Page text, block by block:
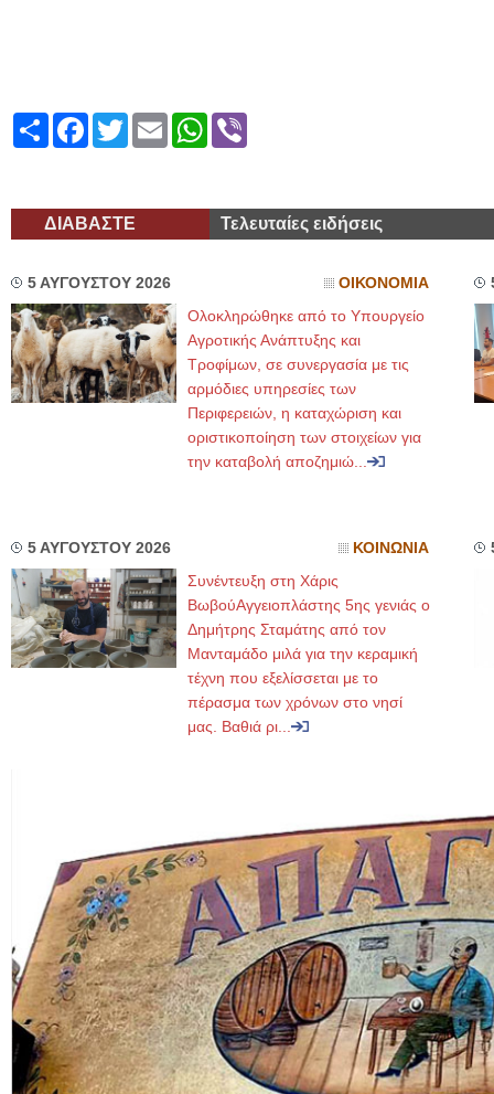
ShareFacebook
TwitterEmailWhatsApp
ΔΙΑΒΑΣΤΕ Τελευταίες ειδήσεις
5 ΑΥΓΟΥΣΤΟΥ 2026 ΟΙΚΟΝΟΜΙΑ
Ολοκληρώθηκε από το Υπουργείο
Αγροτικής Ανάπτυξης και
Τροφίμων, σε συνεργασία με τις
αρμόδιες υπηρεσίες των
Περιφερειών, η καταχώριση και
οριστικοποίηση των στοιχείων για
την καταβολή αποζημιώ...
5 ΑΥΓΟΥΣΤΟΥ 2026 ΚΟΙΝΩΝΙΑ
Συνέντευξη στη Χάρις
ΒωβούΑγγειοπλάστης 5ης γενιάς ο
Δημήτρης Σταμάτης από τον
Μανταμάδο μιλά για την κεραμική
τέχνη που εξελίσσεται με το
πέρασμα των χρόνων στο νησί
μας. Βαθιά ρι...